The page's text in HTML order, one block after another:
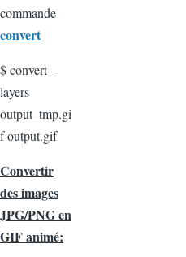
commande
convert
$ convert -
layers
output_tmp.gi
f output.gif
Convertir
des images
JPG/PNG en
GIF animé: